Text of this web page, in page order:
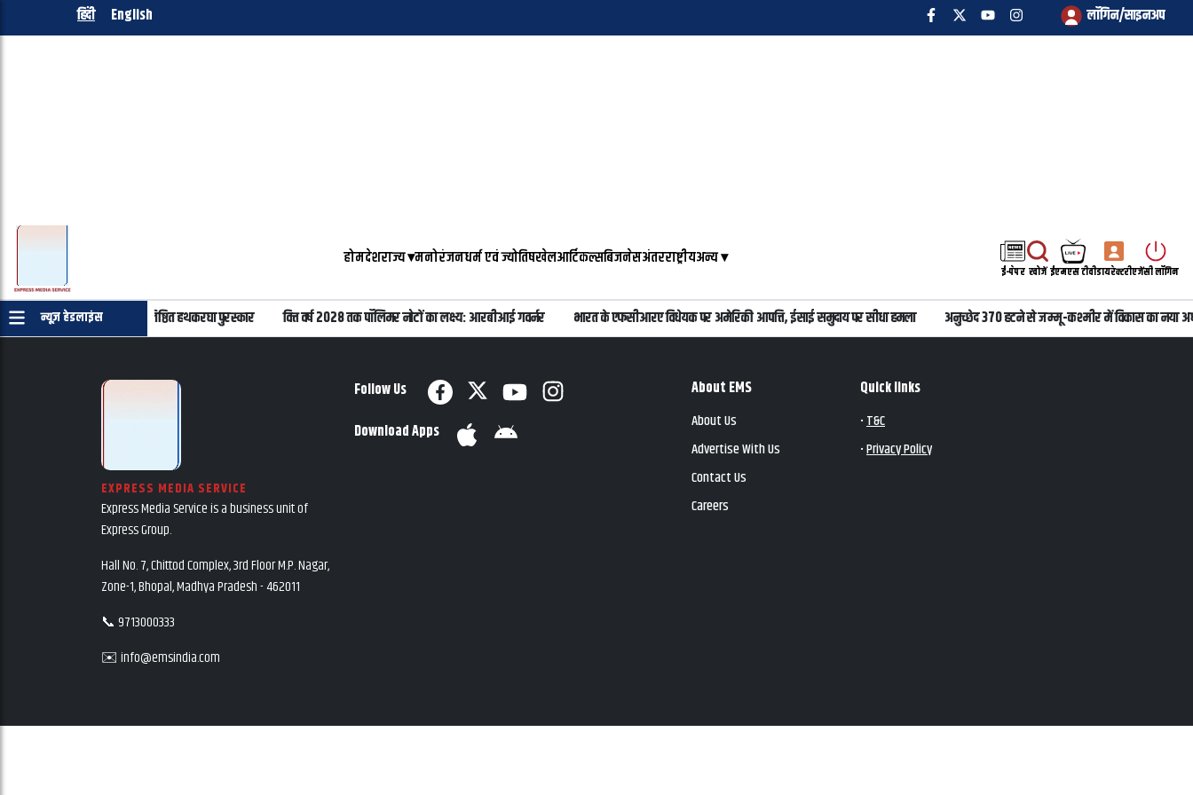
हिंदी English लॉगिन/साइनअप
होमदेशराज्य▾मनोरंजनधर्म एवं ज्योतिषखेलआर्टिकल्सबिजनेसअंतरराष्ट्रीयअन्य▾
ई-पेपर खोजें ईएमएस टीवीडायरेक्टरीएजेंसी लॉगिन
न्यूज़ हेडलाइंस
पर 22 हस्तियों को मिलेंगे प्रतिष्ठित हथकरघा पुरस्कार वित्त वर्ष 2028 तक पॉलिमर नोटों का लक्ष्य: आरबीआई गवर्नर भारत के एफसीआरए विधेयक पर अमेरिकी आपत्ति, ईसाई समुदाय पर सीधा हमला अनुच्छेद 370 हटने से जम्मू-कश्मीर में विकास का नया
EXPRESS MEDIA SERVICE
Express Media Service is a business unit of
Express Group.
Hall No. 7, Chittod Complex, 3rd Floor M.P. Nagar,
Zone-1, Bhopal, Madhya Pradesh - 462011
📞 9713000333
✉️ info@emsindia.com
Follow Us
Download Apps
About EMS
About Us
Advertise With Us
Contact Us
Careers
Quick links
•T&C
•Privacy Policy